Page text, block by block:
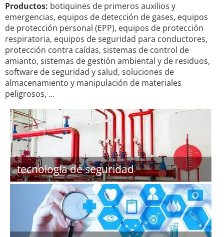
Productos: botiquines de primeros auxilios y
emergencias, equipos de detección de gases, equipos
de protección personal (EPP), equipos de protección
respiratoria, equipos de seguridad para conductores,
protección contra caídas, sistemas de control de
amianto, sistemas de gestión ambiental y de residuos,
software de seguridad y salud, soluciones de
almacenamiento y manipulación de materiales
peligrosos, …
tecnología de seguridad